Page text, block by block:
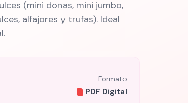
(mini donas, mini jumbo,
alfajores y trufas). Ideal
Formato
PDF Digital